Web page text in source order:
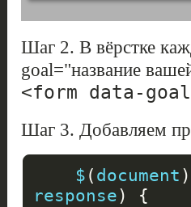
Шаг 2. В вёрстке
goal="название
<form data-
Шаг 3. Добавляем
    $
( document
response)
{